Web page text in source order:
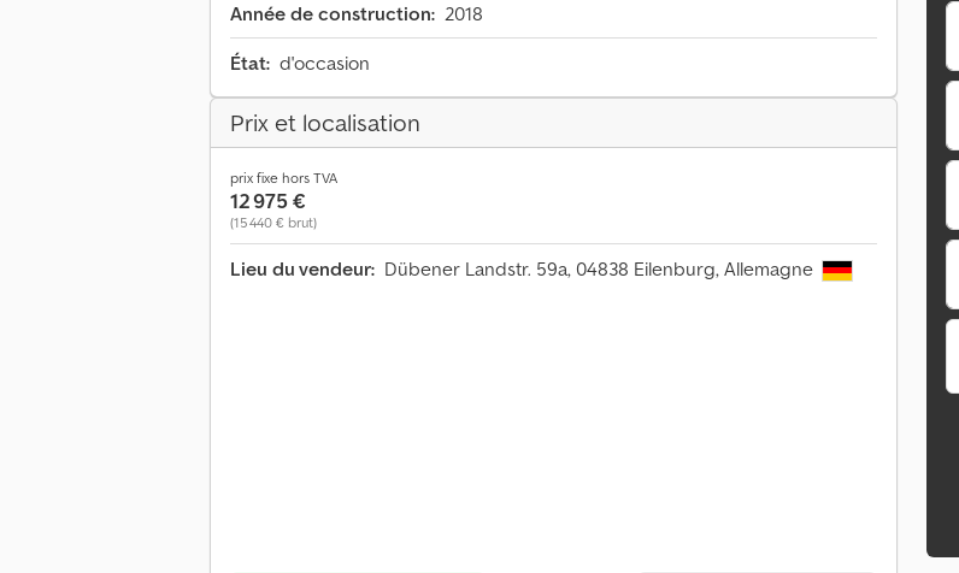
Année de construction: 2018
État: d'occasion
Prix et localisation
prix fixe hors TVA
12 975 €
(15 440 € brut)
Lieu du vendeur: Dübener Landstr. 59a, 04838 Eilenburg, Allemagne